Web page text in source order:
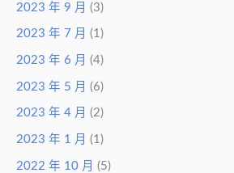
2023 年 9 月 (3)
2023 年 7 月 (1)
2023 年 6 月 (4)
2023 年 5 月 (6)
2023 年 4 月 (2)
2023 年 1 月 (1)
2022 年 10 月 (5)